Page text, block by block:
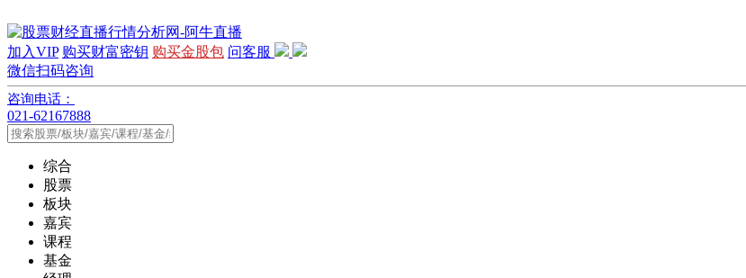
加入VIP 购买财富密钥 购买金股包 问客服
微信扫码咨询
咨询电话：
021-62167888
综合
股票
板块
嘉宾
课程
基金